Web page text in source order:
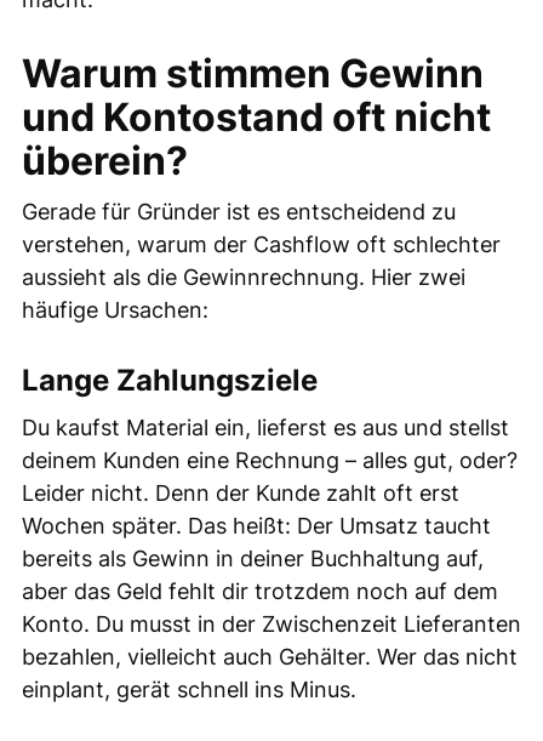
Warum stimmen Gewinn
und Kontostand oft nicht
überein?
Gerade für Gründer ist es entscheidend zu
verstehen, warum der Cashflow oft schlechter
aussieht als die Gewinnrechnung. Hier zwei
häufige Ursachen:
Lange Zahlungsziele
Du kaufst Material ein, lieferst es aus und stellst
deinem Kunden eine Rechnung – alles gut, oder?
Leider nicht. Denn der Kunde zahlt oft erst
Wochen später. Das heißt: Der Umsatz taucht
bereits als Gewinn in deiner Buchhaltung auf,
aber das Geld fehlt dir trotzdem noch auf dem
Konto. Du musst in der Zwischenzeit Lieferanten
bezahlen, vielleicht auch Gehälter. Wer das nicht
einplant, gerät schnell ins Minus.